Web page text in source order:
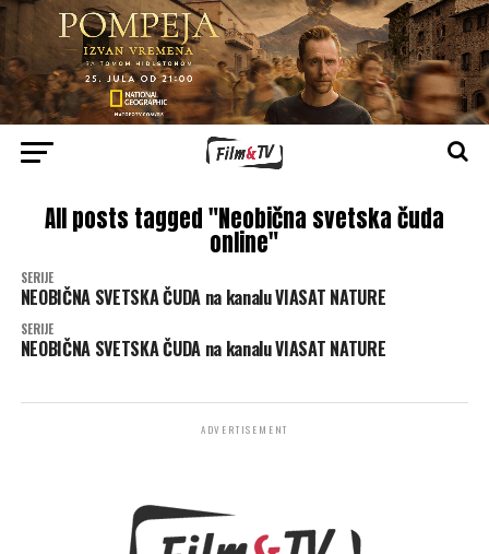
All posts tagged "Neobična svetska čuda
online"
SERIJE
NEOBIČNA SVETSKA ČUDA na kanalu VIASAT NATURE
SERIJE
NEOBIČNA SVETSKA ČUDA na kanalu VIASAT NATURE
ADVERTISEMENT